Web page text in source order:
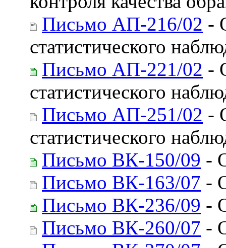
Письмо АП-216/02 -
статистического
Письмо АП-221/02 -
статистического
Письмо АП-251/02 -
статистического
Письмо ВК-150/09 -
Письмо ВК-163/07 -
Письмо ВК-236/09 -
Письмо ВК-260/07 -